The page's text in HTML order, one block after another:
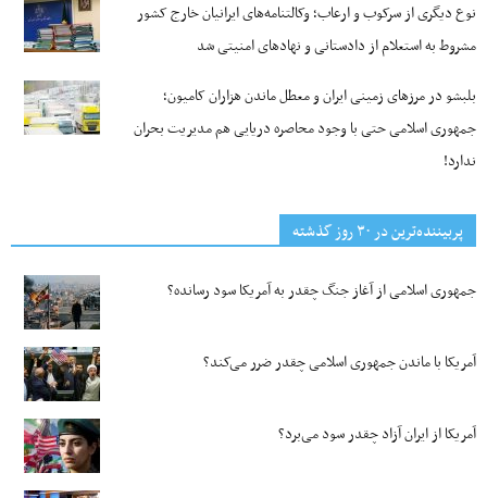
نوع دیگری از سرکوب و ارعاب؛ وکالتنامه‌های ایرانیان خارج کشور
مشروط به استعلام از دادستانی و نهادهای امنیتی شد
بلبشو در مرزهای زمینی ایران و معطل ماندن هزاران کامیون؛
جمهوری اسلامی حتی با وجود محاصره دریایی هم مدیریت بحران
ندارد!
پربیننده‌ترین‌ در ۳۰ روز گذشته
جمهوری اسلامی از آغاز جنگ چقدر به آمریکا سود رسانده؟
آمریکا با ماندن جمهوری اسلامی چقدر ضرر می‌کند؟
آمریکا از ایران آزاد چقدر سود می‌برد؟